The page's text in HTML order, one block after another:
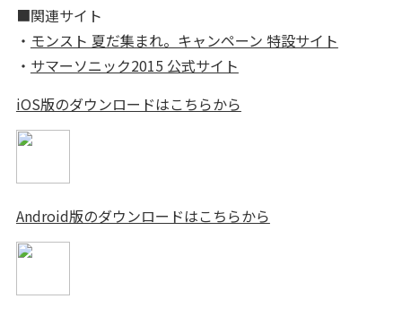
■関連サイト
・ モンスト 夏だ集まれ。キャンペーン 特設サイト
・ サマーソニック2015 公式サイト
iOS版のダウンロードはこちらから
Android版のダウンロードはこちらから